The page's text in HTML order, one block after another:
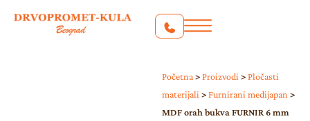
Početna > Proizvodi > Pločasti
materijali > Furnirani medijapan >
MDF orah bukva FURNIR 6 mm